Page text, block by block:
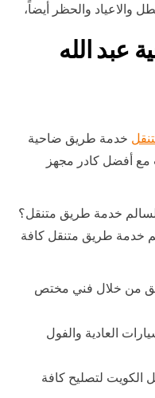
والاعياد والحظر أيضاً،
عبد الله
خدمة طريق ضاحية
مع أفضل كادر مجهز
خدمة طريق متنقل؟
خدمة طريق متنقل كافة
من خلال فني مختص
العادية والفول
الكويت لتصليح كافة